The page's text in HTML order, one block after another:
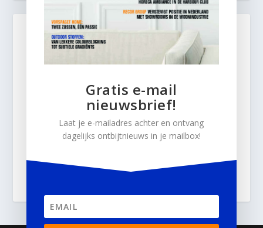
Gratis e-mail
nieuwsbrief!
Laat je e-mailadres achter en ontvang
dagelijks ontbijtnieuws in je mailbox!